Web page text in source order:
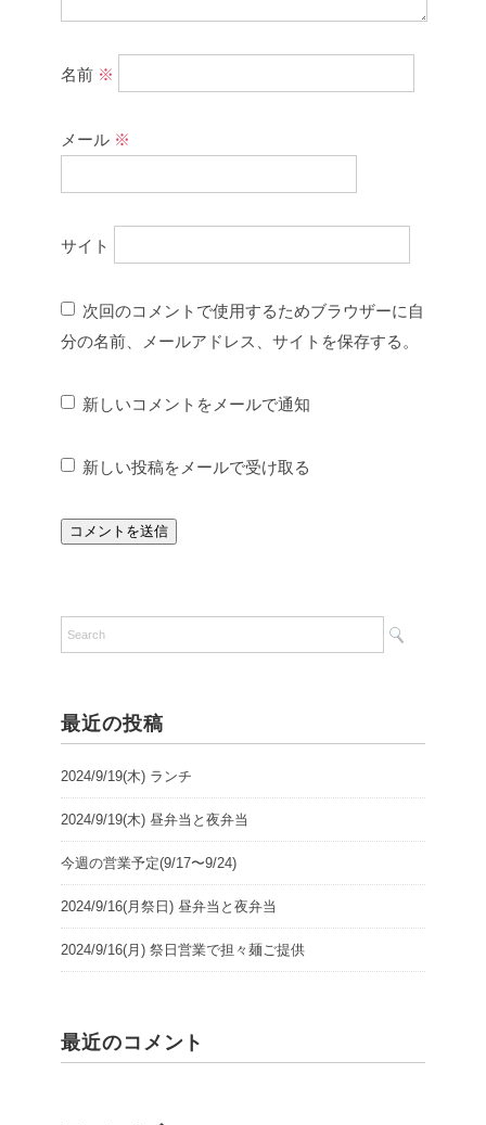
名前 ※
メール ※
サイト
次回のコメントで使用するためブラウザーに自
分の名前、メールアドレス、サイトを保存する。
新しいコメントをメールで通知
新しい投稿をメールで受け取る
最近の投稿
2024/9/19(木) ランチ
2024/9/19(木) 昼弁当と夜弁当
今週の営業予定(9/17〜9/24)
2024/9/16(月祭日) 昼弁当と夜弁当
2024/9/16(月) 祭日営業で担々麺ご提供
最近のコメント